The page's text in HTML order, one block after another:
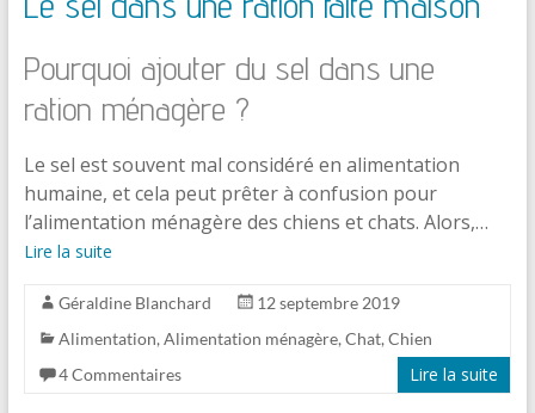
Pourquoi ajouter du sel dans une
ration ménagère ?
Le sel est souvent mal considéré en alimentation
humaine, et cela peut prêter à confusion pour
l’alimentation ménagère des chiens et chats. Alors,…
Lire la suite
Géraldine Blanchard
12 septembre 2019
Alimentation, Alimentation ménagère, Chat, Chien
4 Commentaires
Lire la suite